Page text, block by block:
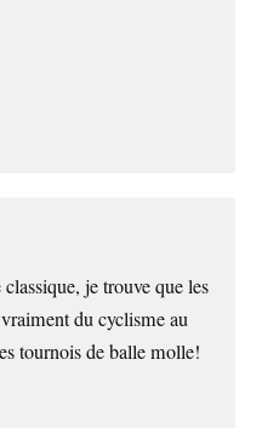
je trouve que les
du cyclisme au
tournois de balle molle!